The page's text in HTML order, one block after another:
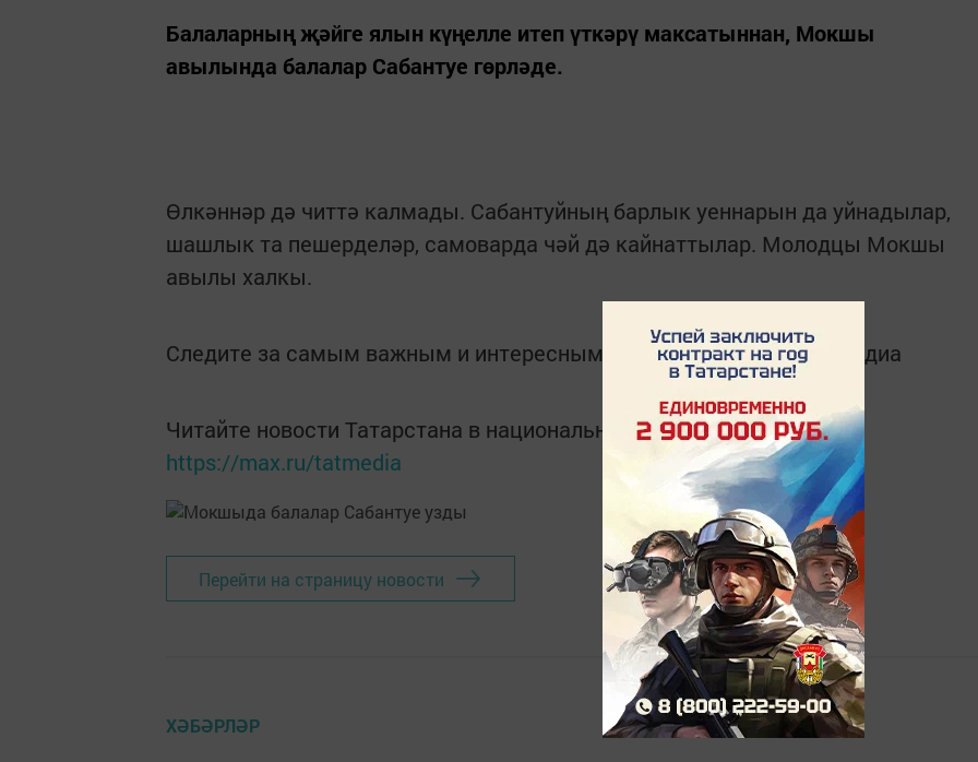
Балаларның җәйге ялын күңелле итеп үткәрү максатыннан, Мокшы
авылында балалар Сабантуе гөрләде.
Өлкәннәр дә читтә калмады. Сабантуйның барлык уеннарын да уйнадылар,
шашлык та пешерделәр, самоварда чәй дә кайнаттылар. Молодцы Мокшы
авылы халкы.
Следите за самым важным и интересным в Telegram-каналеТатмедиа
Читайте новости Татарстана в национальном мессенджере MАХ:
https://max.ru/tatmedia
Перейти на страницу новости
ХӘБӘРЛӘР